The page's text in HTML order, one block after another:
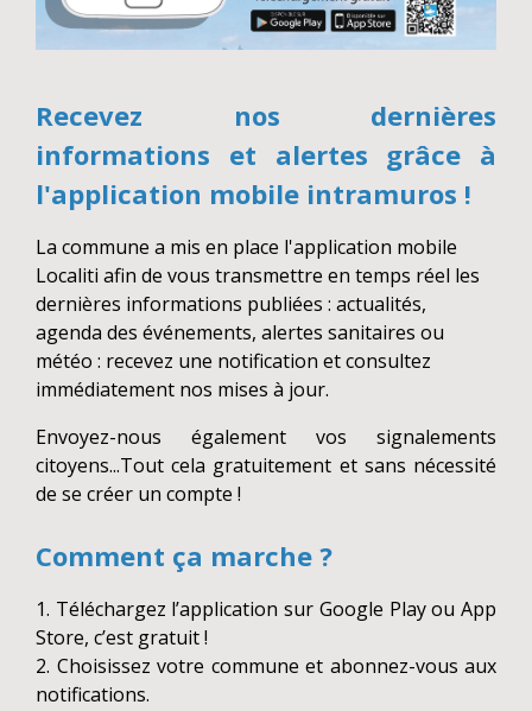
Recevez nos dernières
informations et alertes grâce à
l'application mobile intramuros !
La commune a mis en place l'application mobile
Localiti afin de vous transmettre en temps réel les
dernières informations publiées : actualités,
agenda des événements, alertes sanitaires ou
météo : recevez une notification et consultez
immédiatement nos mises à jour.
Envoyez-nous également vos signalements
citoyens...Tout cela gratuitement et sans nécessité
de se créer un compte !
Comment ça marche ?
1. Téléchargez l’application sur Google Play ou App
Store, c’est gratuit !
2. Choisissez votre commune et abonnez-vous aux
notifications.